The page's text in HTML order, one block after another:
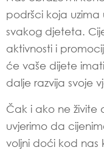
podršci koja
svakog djeteta.
aktivnosti i
će vaše dijete
dalje razvija svoje
Čak i ako ne živite
uvjerimo da
voljni doći kod nas